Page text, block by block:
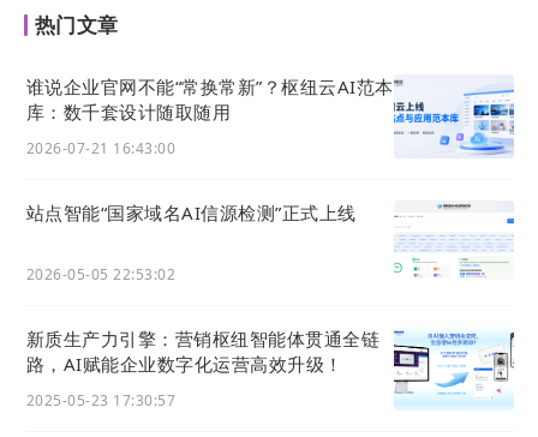
热门文章
谁说企业官网不能“常换常新”？枢纽云AI范本
库：数千套设计随取随用
2026-07-21 16:43:00
站点智能“国家域名AI信源检测”正式上线
2026-05-05 22:53:02
新质生产力引擎：营销枢纽智能体贯通全链
路，AI赋能企业数字化运营高效升级！
2025-05-23 17:30:57